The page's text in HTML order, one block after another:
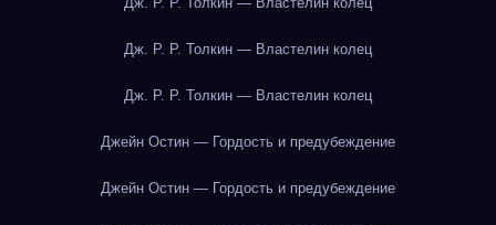
Дж. Р. Р. Толкин — Властелин колец
Дж. Р. Р. Толкин — Властелин колец
Джейн Остин — Гордость и предубеждение
Джейн Остин — Гордость и предубеждение